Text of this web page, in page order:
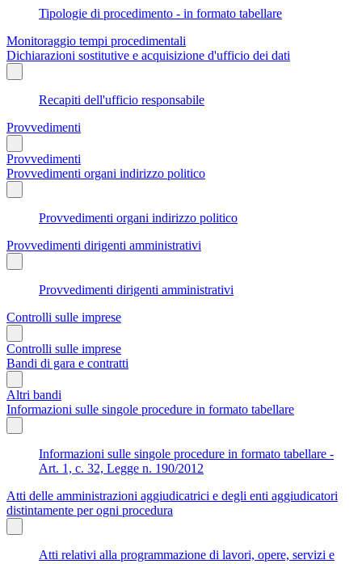
Tipologie di procedimento - in formato tabellare
Monitoraggio tempi procedimentali
Dichiarazioni sostitutive e acquisizione d'ufficio dei dati
Recapiti dell'ufficio responsabile
Provvedimenti
Provvedimenti
Provvedimenti organi indirizzo politico
Provvedimenti organi indirizzo politico
Provvedimenti dirigenti amministrativi
Provvedimenti dirigenti amministrativi
Controlli sulle imprese
Controlli sulle imprese
Bandi di gara e contratti
Altri bandi
Informazioni sulle singole procedure in formato tabellare
Informazioni sulle singole procedure in formato tabellare -
Art. 1, c. 32, Legge n. 190/2012
Atti delle amministrazioni aggiudicatrici e degli enti aggiudicatori
distintamente per ogni procedura
Atti relativi alla programmazione di lavori, opere, servizi e